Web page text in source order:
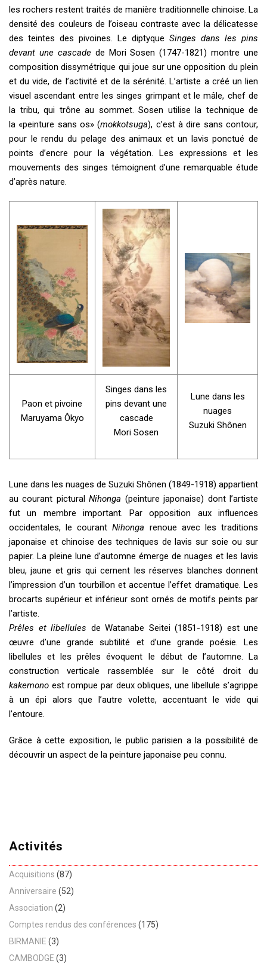
les rochers restent traités de manière traditionnelle chinoise. La
densité des couleurs de l’oiseau contraste avec la délicatesse
des teintes des pivoines. Le diptyque Singes dans les pins
devant une cascadede Mori Sosen (1747-1821) montre une
composition dissymétrique qui joue sur une opposition du plein
et du vide, de l’activité et de la sérénité. L’artiste a créé un lien
visuel ascendant entre les singes grimpant et le mâle, chef de
la tribu, qui trône au sommet. Sosen utilise la technique de
la «peinture sans os» (mokkotsuga), c’est à dire sans contour,
pour le rendu du pelage des animaux et un lavis ponctué de
points d’encre pour la végétation. Les expressions et les
mouvements des singes témoignent d’une remarquable étude
d’après nature.
Paon et pivoine
Maruyama Ôkyo
Singes dans les
pins devant une
cascade
Mori Sosen
Lune dans les
nuages
Suzuki Shônen
Lune dans les nuages de Suzuki Shônen (1849-1918) appartient
au courant picturalNihonga (peinture japonaise) dont l’artiste
fut un membre important. Par opposition aux influences
occidentales, le courantNihonga renoue avec les traditions
japonaise et chinoise des techniques de lavis sur soie ou sur
papier. La pleine lune d’automne émerge de nuages et les lavis
bleu, jaune et gris qui cernent les réserves blanches donnent
l’impression d’un tourbillon et accentue l’effet dramatique. Les
brocarts supérieur et inférieur sont ornés de motifs peints par
l’artiste.
Prêles et libellules de Watanabe Seitei (1851-1918) est une
œuvre d’une grande subtilité et d’une grande poésie. Les
libellules et les prêles évoquent le début de l’automne. La
construction verticale rassemblée sur le côté droit du
kakemono est rompue par deux obliques, une libellule s’agrippe
à un épi alors que l’autre volette, accentuant le vide qui
l’entoure.
Grâce à cette exposition, le public parisien a la possibilité de
découvrir un aspect de la peinture japonaise peu connu.
Activités
Acquisitions (87)
Anniversaire (52)
Association (2)
Comptes rendus des conférences (175)
BIRMANIE (3)
CAMBODGE (3)